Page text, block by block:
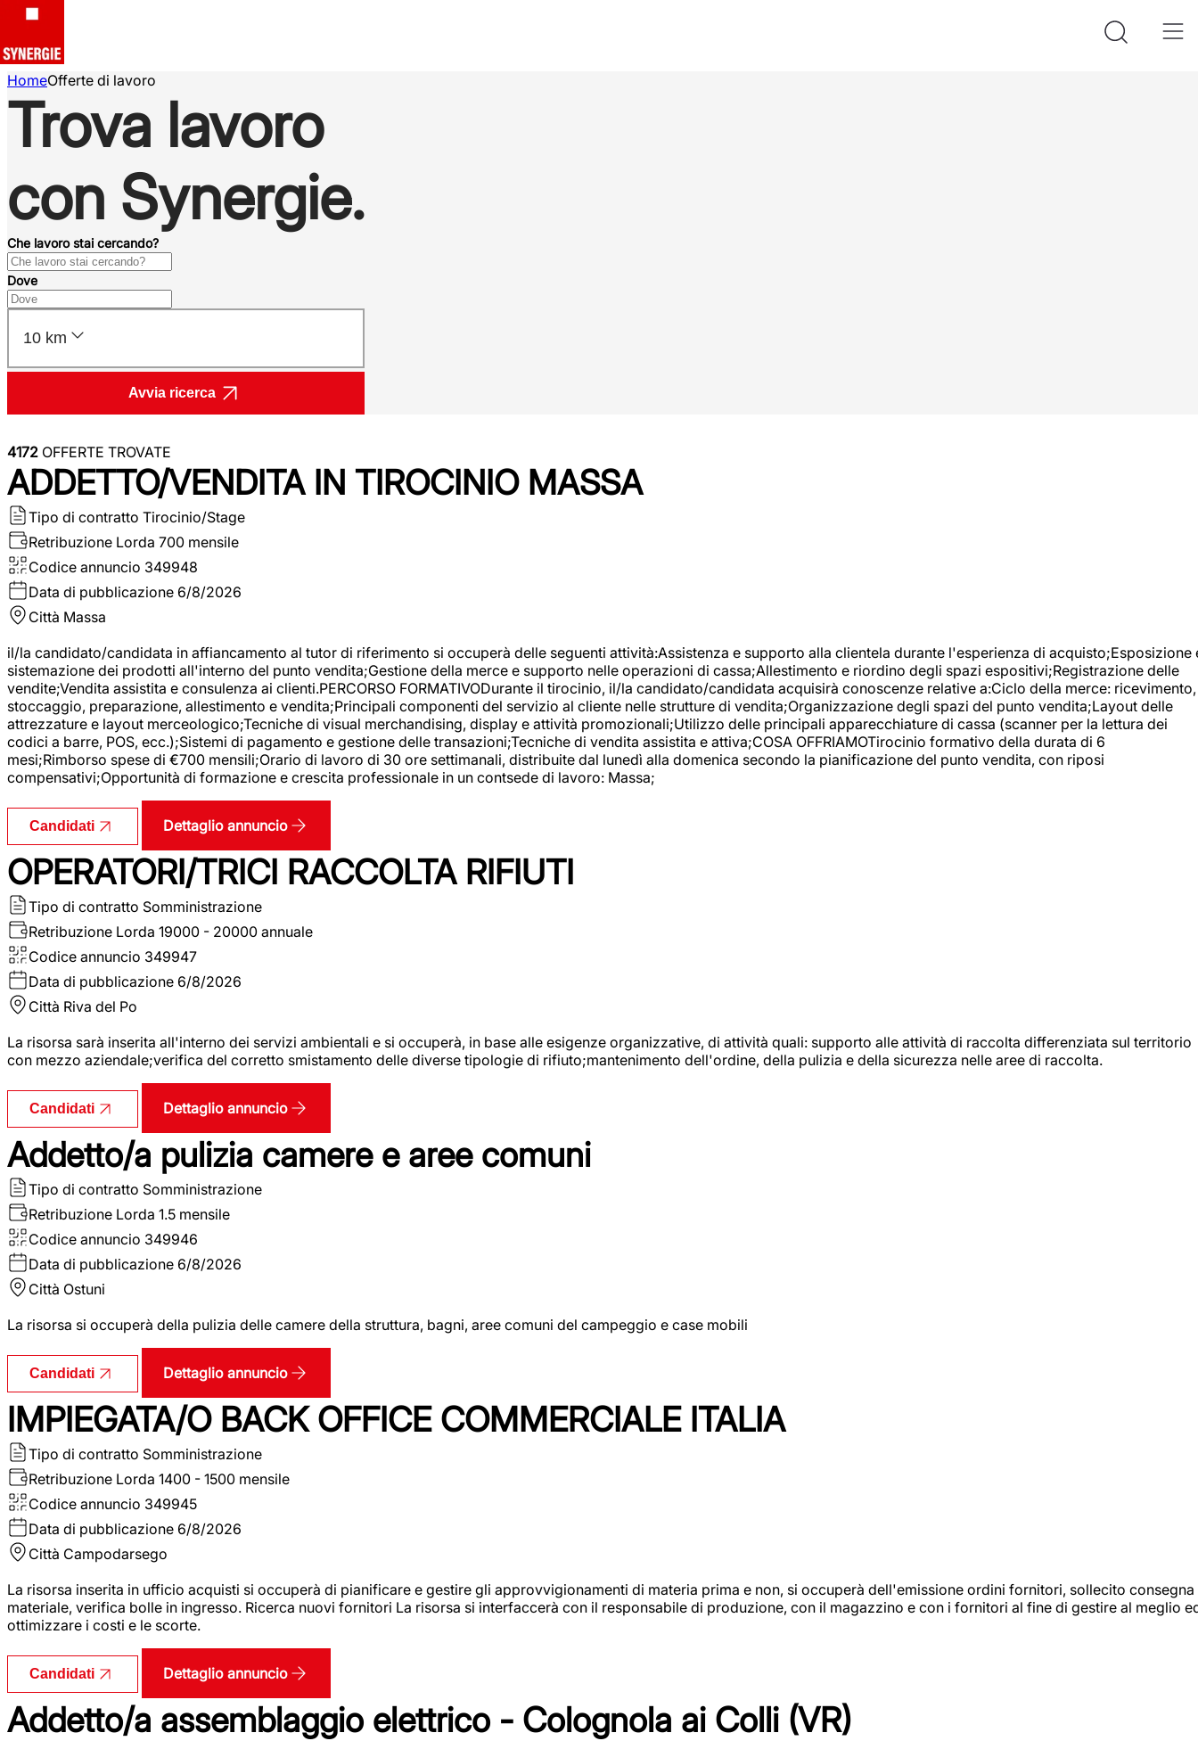
HomeOfferte di lavoro
Trova lavoro
con Synergie.
Che lavoro stai cercando?
Dove
10 km
Avvia ricerca
4172 OFFERTE TROVATE
ADDETTO/VENDITA IN TIROCINIO MASSA
Tipo di contratto Tirocinio/Stage
Retribuzione Lorda 700 mensile
Codice annuncio 349948
Data di pubblicazione 6/8/2026
Città Massa
il/la candidato/candidata in affiancamento al tutor di riferimento si occuperà delle seguenti attività:Assistenza e supporto alla clientela durante l'esperienza di acquisto;Esposizione
sistemazione dei prodotti all'interno del punto vendita;Gestione della merce e supporto nelle operazioni di cassa;Allestimento e riordino degli spazi espositivi;Registrazione delle
vendite;Vendita assistita e consulenza ai clienti.PERCORSO FORMATIVODurante il tirocinio, il/la candidato/candidata acquisirà conoscenze relative a:Ciclo della merce: ricevimento,
stoccaggio, preparazione, allestimento e vendita;Principali componenti del servizio al cliente nelle strutture di vendita;Organizzazione degli spazi del punto vendita;Layout delle
attrezzature e layout merceologico;Tecniche di visual merchandising, display e attività promozionali;Utilizzo delle principali apparecchiature di cassa (scanner per la lettura dei
codici a barre, POS, ecc.);Sistemi di pagamento e gestione delle transazioni;Tecniche di vendita assistita e attiva;COSA OFFRIAMOTirocinio formativo della durata di 6
mesi;Rimborso spese di €700 mensili;Orario di lavoro di 30 ore settimanali, distribuite dal lunedì alla domenica secondo la pianificazione del punto vendita, con riposi
compensativi;Opportunità di formazione e crescita professionale in un contsede di lavoro: Massa;
Candidati Dettaglio annuncio
OPERATORI/TRICI RACCOLTA RIFIUTI
Tipo di contratto Somministrazione
Retribuzione Lorda 19000 - 20000 annuale
Codice annuncio 349947
Data di pubblicazione 6/8/2026
Città Riva del Po
La risorsa sarà inserita all'interno dei servizi ambientali e si occuperà, in base alle esigenze organizzative, di attività quali: supporto alle attività di raccolta differenziata sul territorio
con mezzo aziendale;verifica del corretto smistamento delle diverse tipologie di rifiuto;mantenimento dell'ordine, della pulizia e della sicurezza nelle aree di raccolta.
Candidati Dettaglio annuncio
Addetto/a pulizia camere e aree comuni
Tipo di contratto Somministrazione
Retribuzione Lorda 1.5 mensile
Codice annuncio 349946
Data di pubblicazione 6/8/2026
Città Ostuni
La risorsa si occuperà della pulizia delle camere della struttura, bagni, aree comuni del campeggio e case mobili
Candidati Dettaglio annuncio
IMPIEGATA/O BACK OFFICE COMMERCIALE ITALIA
Tipo di contratto Somministrazione
Retribuzione Lorda 1400 - 1500 mensile
Codice annuncio 349945
Data di pubblicazione 6/8/2026
Città Campodarsego
La risorsa inserita in ufficio acquisti si occuperà di pianificare e gestire gli approvvigionamenti di materia prima e non, si occuperà dell'emissione ordini fornitori, sollecito consegna
materiale, verifica bolle in ingresso. Ricerca nuovi fornitori La risorsa si interfaccerà con il responsabile di produzione, con il magazzino e con i fornitori al fine di gestire al meglio
ottimizzare i costi e le scorte.
Candidati Dettaglio annuncio
Addetto/a assemblaggio elettrico - Colognola ai Colli (VR)